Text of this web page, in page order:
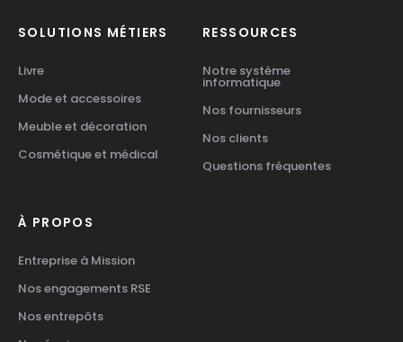
SOLUTIONS MÉTIERS
Livre
Mode et accessoires
Meuble et décoration
Cosmétique et médical
RESSOURCES
Notre système
informatique
Nos fournisseurs
Nos clients
Questions fréquentes
À PROPOS
Entreprise à Mission
Nos engagements RSE
Nos entrepôts